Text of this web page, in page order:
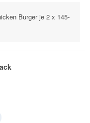
Burger je 2 x 145-